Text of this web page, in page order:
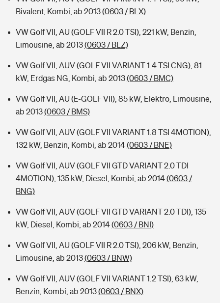
Bivalent, Kombi, ab 2013(0603 / BLX)
VW Golf VII, AU (GOLF VII R 2.0 TSI), 221 kW, Benzin,
Limousine, ab 2013(0603 / BLZ)
VW Golf VII, AUV (GOLF VII VARIANT 1.4 TSI CNG), 81
kW, Erdgas NG, Kombi, ab 2013(0603 / BMC)
VW Golf VII, AU (E-GOLF VII), 85 kW, Elektro, Limousine,
ab 2013(0603 / BMS)
VW Golf VII, AUV (GOLF VII VARIANT 1.8 TSI 4MOTION),
132 kW, Benzin, Kombi, ab 2014(0603 / BNE)
VW Golf VII, AUV (GOLF VII GTD VARIANT 2.0 TDI
4MOTION), 135 kW, Diesel, Kombi, ab 2014(0603 /
BNG)
VW Golf VII, AUV (GOLF VII GTD VARIANT 2.0 TDI), 135
kW, Diesel, Kombi, ab 2014(0603 / BNI)
VW Golf VII, AU (GOLF VII R 2.0 TSI), 206 kW, Benzin,
Limousine, ab 2013(0603 / BNW)
VW Golf VII, AUV (GOLF VII VARIANT 1.2 TSI), 63 kW,
Benzin, Kombi, ab 2013(0603 / BNX)